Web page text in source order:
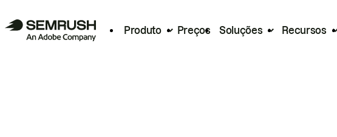
Produto Preços Soluções Recursos